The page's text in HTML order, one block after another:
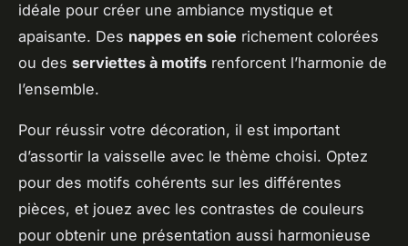
idéale pour créer une ambiance mystique et
apaisante. Des nappes en soie richement colorées
ou des serviettes à motifs renforcent l’harmonie de
l’ensemble.
Pour réussir votre décoration, il est important
d’assortir la vaisselle avec le thème choisi. Optez
pour des motifs cohérents sur les différentes
pièces, et jouez avec les contrastes de couleurs
pour obtenir une présentation aussi harmonieuse